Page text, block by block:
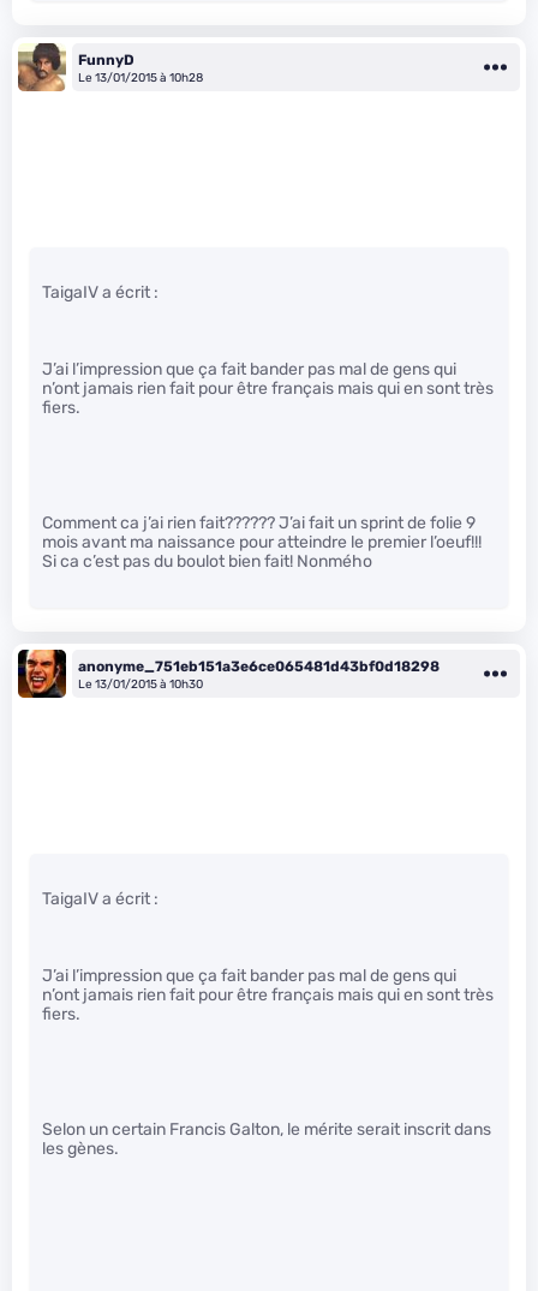
FunnyD
Le 13/01/2015 à 10h28
TaigaIV a écrit :
J’ai l’impression que ça fait bander pas mal de gens qui
n’ont jamais rien fait pour être français mais qui en sont très
fiers.
Comment ca j’ai rien fait?????? J’ai fait un sprint de folie 9
mois avant ma naissance pour atteindre le premier l’oeuf!!!
Si ca c’est pas du boulot bien fait! Nonmého
anonyme_751eb151a3e6ce065481d43bf0d18298
Le 13/01/2015 à 10h30
TaigaIV a écrit :
J’ai l’impression que ça fait bander pas mal de gens qui
n’ont jamais rien fait pour être français mais qui en sont très
fiers.
Selon un certain Francis Galton, le mérite serait inscrit dans
les gènes.